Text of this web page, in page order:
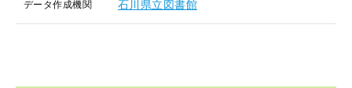
データ作成機関 石川県立図書館